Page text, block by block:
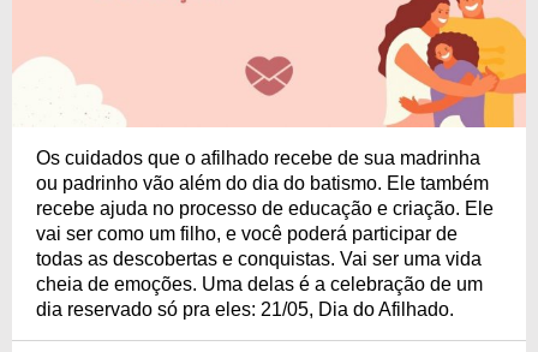
Os cuidados que o afilhado recebe de sua madrinha
ou padrinho vão além do dia do batismo. Ele também
recebe ajuda no processo de educação e criação. Ele
vai ser como um filho, e você poderá participar de
todas as descobertas e conquistas. Vai ser uma vida
cheia de emoções. Uma delas é a celebração de um
dia reservado só pra eles: 21/05, Dia do Afilhado.